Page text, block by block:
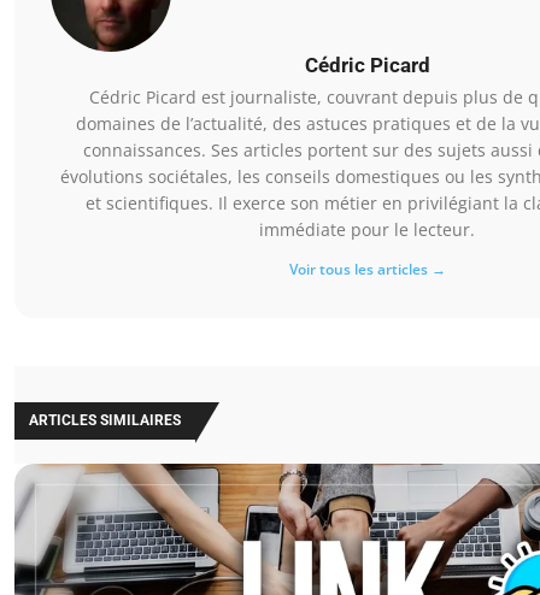
Cédric Picard
Cédric Picard est journaliste, couvrant depuis plus de
domaines de l’actualité, des astuces pratiques et de la
connaissances. Ses articles portent sur des sujets
évolutions sociétales, les conseils domestiques ou les
et scientifiques. Il exerce son métier en privilégiant la
immédiate pour le lecteur.
Voir tous les articles →
ARTICLES SIMILAIRES